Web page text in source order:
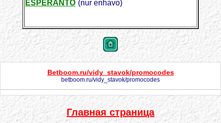
ESPERANTO (nur enhavo)
Betboom.ru/vidy_stavok/promocodes
betboom.ru/vidy_stavok/promocodes
Главная страница